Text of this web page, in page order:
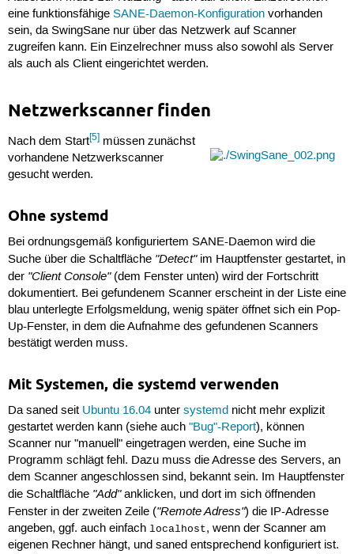
eine funktionsfähige SANE-Daemon-Konfigurationvorhanden
sein, da SwingSane nur über das Netzwerk auf Scanner
zugreifen kann. Ein Einzelrechner muss also sowohl als Server
als auch als Client eingerichtet werden.
Netzwerkscanner finden
Nach dem Start[5]müssen zunächst
vorhandene Netzwerkscanner
gesucht werden.
Ohne systemd
Bei ordnungsgemäß konfiguriertem SANE-Daemon wird die
Suche über die Schaltfläche "Detect"im Hauptfenster gestartet, in
der "Client Console"(dem Fenster unten) wird der Fortschritt
dokumentiert. Bei gefundenem Scanner erscheint in der Liste eine
blau unterlegte Erfolgsmeldung, wenig später öffnet sich ein Pop-
Up-Fenster, in dem die Aufnahme des gefundenen Scanners
bestätigt werden muss.
Mit Systemen, die systemd verwenden
Da saned seit Ubuntu 16.04unter systemdnicht mehr explizit
gestartet werden kann (siehe auch "Bug"-Report), können
Scanner nur "manuell" eingetragen werden, eine Suche im
Programm schlägt fehl. Dazu muss die Adresse des Servers, an
dem Scanner angeschlossen sind, bekannt sein. Im Hauptfenster
die Schaltfläche "Add"anklicken, und dort im sich öffnenden
Fenster in der zweiten Zeile ("Remote Adress") die IP-Adresse
angeben, ggf. auch einfach localhost, wenn der Scanner am
eigenen Rechner hängt, und saned entsprechend konfiguriert ist.